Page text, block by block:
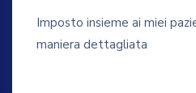
Imposto insieme ai miei
maniera dettagliata